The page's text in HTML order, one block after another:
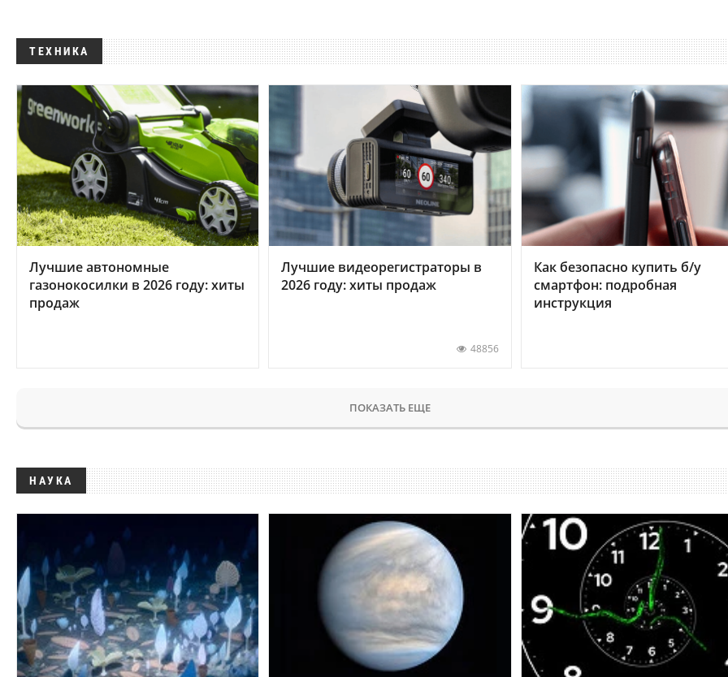
ТЕХНИКА
Лучшие автономные
газонокосилки в 2026 году: хиты
продаж
Лучшие видеорегистраторы в
2026 году: хиты продаж
48856
Как безопасно купить б/у
смартфон: подробная
инструкция
ПОКАЗАТЬ ЕЩЕ
НАУКА